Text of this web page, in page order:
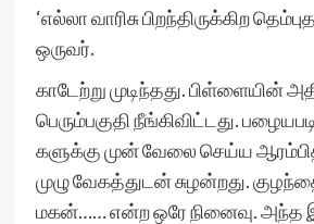
‘எல்லா வாரிசு பிறந்திருக்கிற
ஒருவர்.
காடேற்று முடிந்தது. பிள்ளையின்
பெரும்பகுதி நீங்கிவிட்டது.
களுக்கு முன் வேலை செய்ய
முழு வேகத்துடன் சுழன்றது.
மகன்…… என்ற ஒரே நினைவு. அந்த